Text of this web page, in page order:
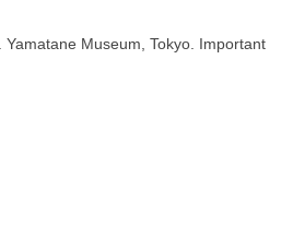
Yamatane Museum, Tokyo. Important